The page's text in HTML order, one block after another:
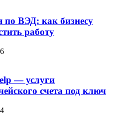
по ВЭД: как бизнесу
работу
— услуги
счета под ключ